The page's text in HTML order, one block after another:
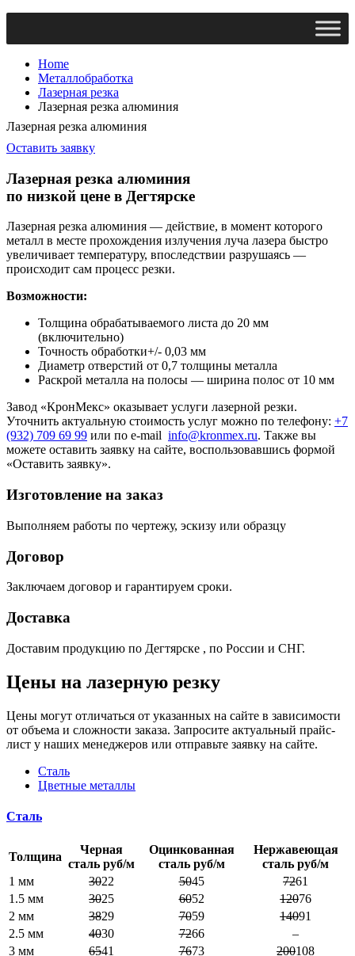
Home
Металлобработка
Лазерная резка
Лазерная резка алюминия
Лазерная резка алюминия
Оставить заявку
Лазерная резка алюминия
по низкой цене в Дегтярске
Лазерная резка алюминия — действие, в момент которого
металл в месте прохождения излучения луча лазера быстро
увеличивает температуру, впоследствии разрушаясь —
происходит сам процесс резки.
Возможности:
Толщина обрабатываемого листа до 20 мм
(включительно)
Точность обработки+/- 0,03 мм
Диаметр отверстий от 0,7 толщины металла
Раскрой металла на полосы — ширина полос от 10 мм
Завод «КронМекс» оказывает услуги лазерной резки.
Уточнить актуальную стоимость услуг можно по телефону: +7
(932) 709 69 99 или по e-mail info@kronmex.ru. Также вы
можете оставить заявку на сайте, воспользовавшись формой
«Оставить заявку».
Изготовление на заказ
Выполняем работы по чертежу, эскизу или образцу
Договор
Заключаем договор и гарантируем сроки.
Доставка
Доставим продукцию по Дегтярске , по России и СНГ.
Цены на лазерную резку
Цены могут отличаться от указанных на сайте в зависимости
от объема и сложности заказа. Запросите актуальный прайс-
лист у наших менеджеров или отправьте заявку на сайте.
Сталь
Цветные металлы
Сталь
Толщина
Черная
сталь руб/м
Оцинкованная
сталь руб/м
Нержавеющая
сталь руб/м
1 мм
3022 5045 7261
1.5 мм
3025 6052 12076
2 мм
3829 7059 14091
2.5 мм
4030 7266
–
3 мм
6541 7673 200108